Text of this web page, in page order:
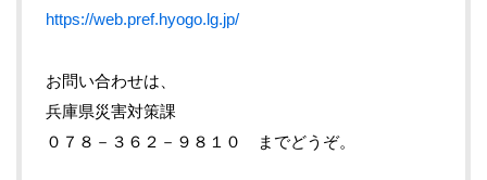
https://web.pref.hyogo.lg.jp/
お問い合わせは、
兵庫県災害対策課
０７８－３６２－９８１０ までどうぞ。